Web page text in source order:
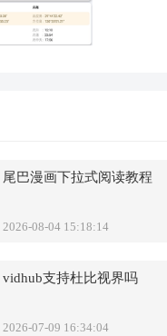
尾巴漫画下拉式阅读教程
2026-08-04 15:18:14
vidhub支持杜比视界吗
2026-07-09 16:34:04